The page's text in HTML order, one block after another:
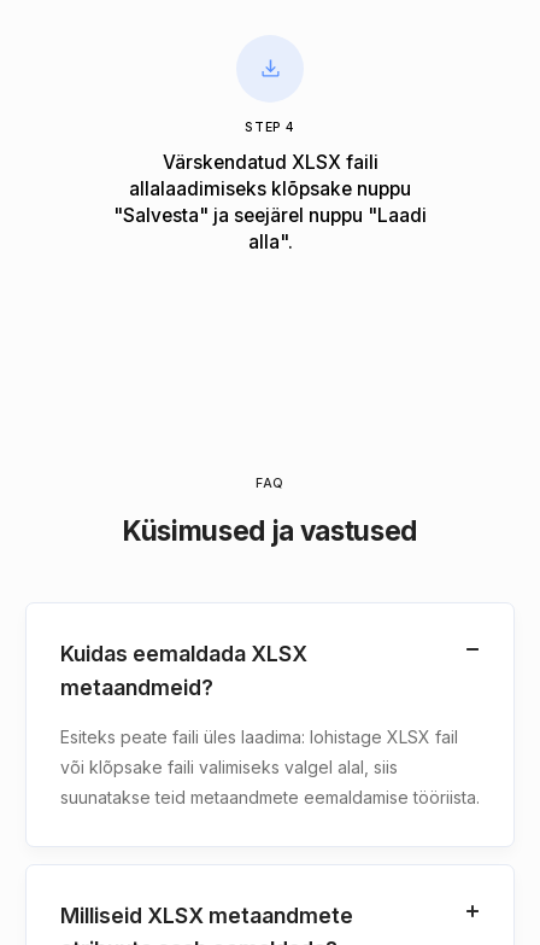
STEP 4
Värskendatud XLSX faili
allalaadimiseks klõpsake nuppu
"Salvesta" ja seejärel nuppu "Laadi
alla".
FAQ
Küsimused ja vastused
Kuidas eemaldada XLSX
metaandmeid?
Esiteks peate faili üles laadima: lohistage XLSX fail
või klõpsake faili valimiseks valgel alal, siis
suunatakse teid metaandmete eemaldamise tööriista.
Milliseid XLSX metaandmete